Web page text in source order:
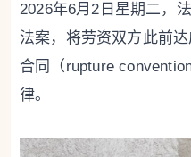
2026年6月2日星期二，
法案，将劳资双方此前
合同（rupture
律。